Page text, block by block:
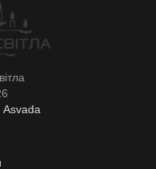
Asvada